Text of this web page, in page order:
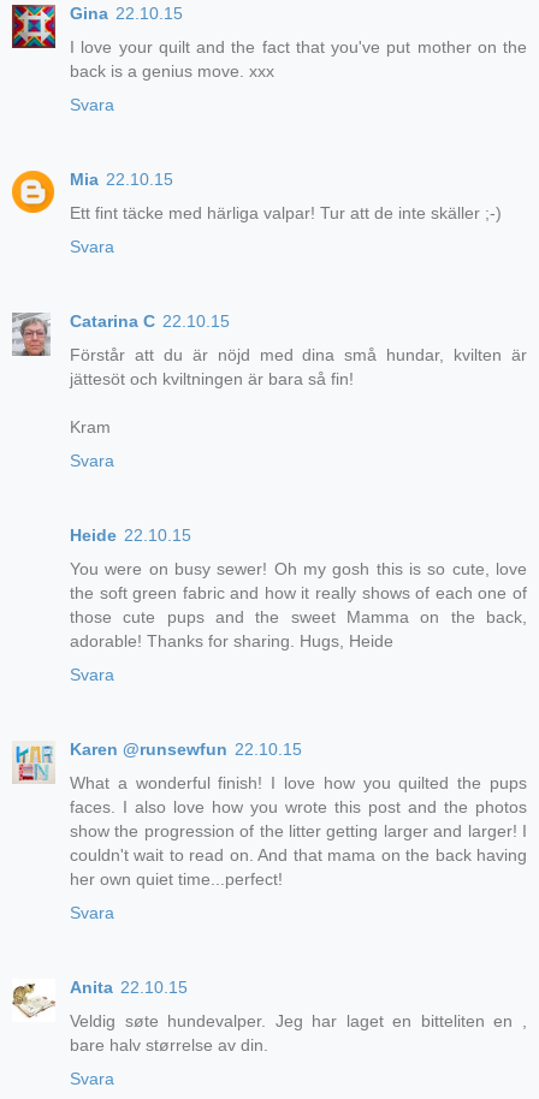
Gina 22.10.15
I love your quilt and the fact that you've put mother on the
back is a genius move. xxx
Svara
Mia 22.10.15
Ett fint täcke med härliga valpar! Tur att de inte skäller ;-)
Svara
Catarina C 22.10.15
Förstår att du är nöjd med dina små hundar, kvilten är
jättesöt och kviltningen är bara så fin!
Kram
Svara
Heide 22.10.15
You were on busy sewer! Oh my gosh this is so cute, love
the soft green fabric and how it really shows of each one of
those cute pups and the sweet Mamma on the back,
adorable! Thanks for sharing. Hugs, Heide
Svara
Karen @runsewfun 22.10.15
What a wonderful finish! I love how you quilted the pups
faces. I also love how you wrote this post and the photos
show the progression of the litter getting larger and larger! I
couldn't wait to read on. And that mama on the back having
her own quiet time...perfect!
Svara
Anita 22.10.15
Veldig søte hundevalper. Jeg har laget en bitteliten en ,
bare halv størrelse av din.
Svara